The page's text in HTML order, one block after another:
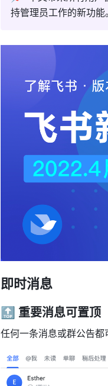
持管理员工作的新功能。
即时消息
🔝 重要消息可置顶
任何一条消息或群公告